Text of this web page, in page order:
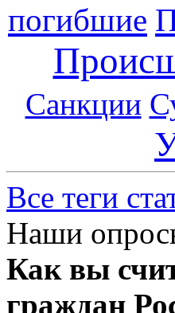
погибшие
Санкции
Все теги
Наши
Как вы
граждан